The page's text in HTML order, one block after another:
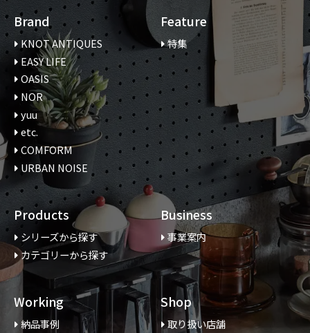
Brand
KNOT ANTIQUES
EASY LIFE
OASIS
NOR
yuu
etc.
COMFORM
URBAN NOISE
Feature
特集
Products
シリーズから探す
カテゴリーから探す
Business
事業案内
Working
納品事例
Shop
取り扱い店舗